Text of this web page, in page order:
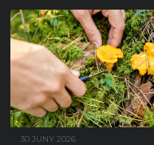
30 JUNY 2026